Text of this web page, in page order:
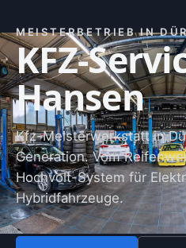
MEISTERBETRIEB IN
KFZ-
Hansen
Kfz-Meisterwerkstatt in
Generation. Vom
Hochvolt-System für
Hybridfahrzeuge.